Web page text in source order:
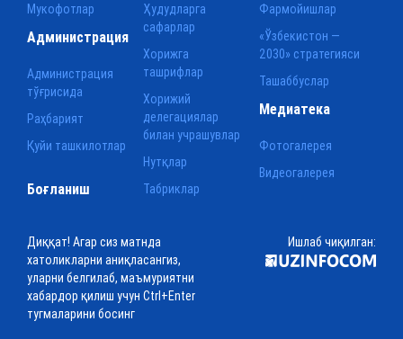
Мукофотлар
Ҳудудларга
сафарлар
Хорижга
ташрифлар
Хорижий
делегациялар
билан учрашувлар
Нутқлар
Табриклар
Фармойишлар
«Ўзбекистон —
2030» стратегияси
Ташаббуслар
Администрация
Администрация
тўғрисида
Раҳбарият
Қуйи ташкилотлар
Медиатека
Фотогалерея
Видеогалерея
Боғланиш
Диққат! Агар сиз матнда
хатоликларни аниқласангиз,
уларни белгилаб, маъмуриятни
хабардор қилиш учун Ctrl+Enter
тугмаларини босинг
Ишлаб чиқилган: